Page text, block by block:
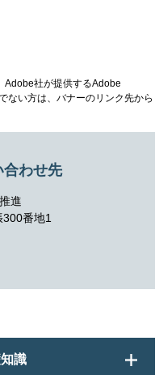
Adobe社が提供するAdobe
ない方は、バナーのリンク先から
合わせ先
進
番地1
識